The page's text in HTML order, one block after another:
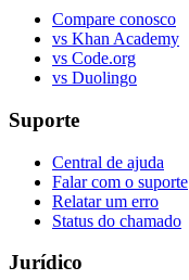
Compare conosco
vs Khan Academy
vs Code.org
vs Duolingo
Suporte
Central de ajuda
Falar com o suporte
Relatar um erro
Status do chamado
Jurídico